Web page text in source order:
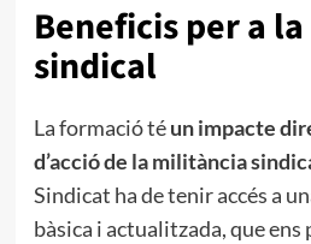
Beneficis per a
sindical
La formació téun impacte
d’acció de la militància
Sindicat ha de tenir accés a
bàsica i actualitzada, que ens